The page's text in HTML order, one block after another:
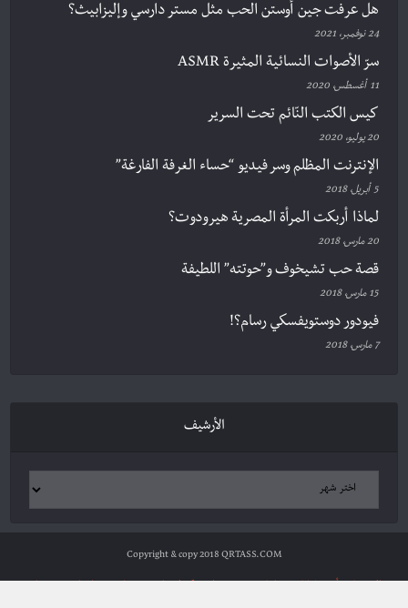
هل عرفت جين أوستن الحب مثل مستر دارسي وإليزابيث؟
24 نوفمبر، 2021
سرّ الأصوات النسائية المثيرة ASMR
11 أغسطس، 2020
كيس الكتب النّائم تحت السرير
20 يوليو، 2020
الإنترنت المظلم وسر فيديو “حساء الغرفة الفارغة”
5 أبريل، 2018
لماذا أربكت المرأة المصرية هيرودوت؟
20 مارس، 2018
قصة حب تشيخوف و”حوتته” اللطيفة
15 مارس، 2018
فيودور دوستويفسكي رسام؟!
7 مارس، 2018
الأرشيف
Copyright & copy 2018 QRTASS.COM